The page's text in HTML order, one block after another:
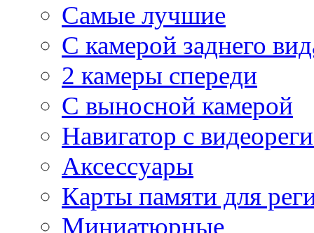
Самые лучшие
С камерой заднего
2 камеры спереди
С выносной камерой
Навигатор с
Аксессуары
Карты памяти для
Миниатюрные